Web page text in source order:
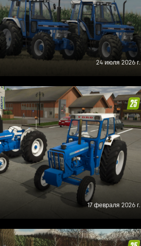
24 июля 2026 г.
17 февраля 2026 г.